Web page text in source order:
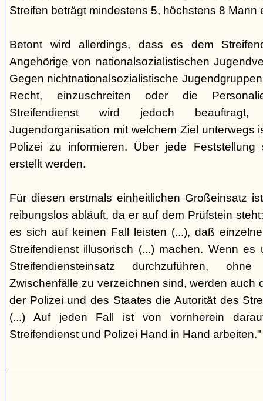
Streifen beträgt mindestens 5, höchstens 8 Mann
Betont wird allerdings, dass es dem
Angehörige von nationalsozialistischen
Gegen nichtnationalsozialistische
Recht, einzuschreiten oder die
Streifendienst wird jedoch beauftragt,
Jugendorganisation mit welchem Ziel unterwegs
Polizei zu informieren. Über jede
erstellt werden.
Für diesen erstmals einheitlichen Großeinsatz
reibungslos abläuft, da er auf dem Prüfstein
es sich auf keinen Fall leisten (...), daß
Streifendienst illusorisch (...) machen. Wenn es
Streifendiensteinsatz durchzuführen,
Zwischenfälle zu verzeichnen sind, werden auch
der Polizei und des Staates die Autorität des
(...) Auf jeden Fall ist von vornherein
Streifendienst und Polizei Hand in Hand arbeiten."